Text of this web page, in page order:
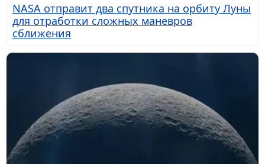
NASA отправит два спутника на орбиту Луны
для отработки сложных маневров
сближения